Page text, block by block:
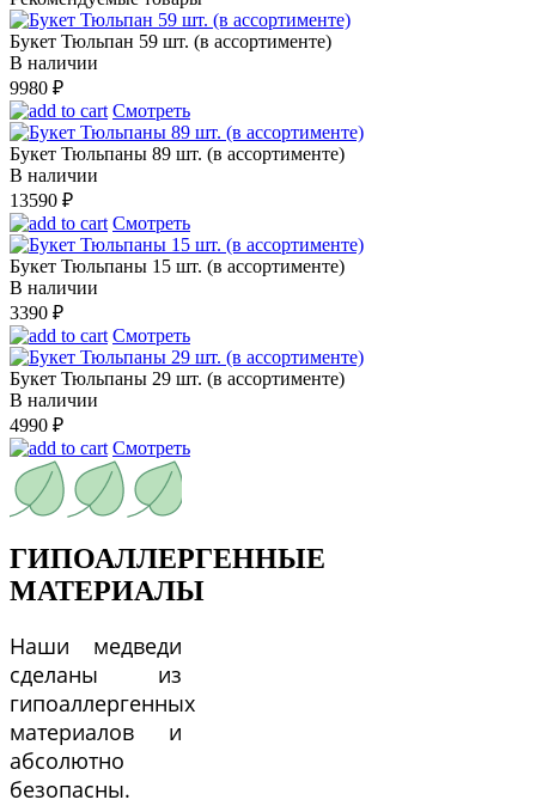
Букет Тюльпан 59 шт. (в ассортименте)
В наличии
9980 ₽
Смотреть
Букет Тюльпаны 89 шт. (в ассортименте)
В наличии
13590 ₽
Смотреть
Букет Тюльпаны 15 шт. (в ассортименте)
В наличии
3390 ₽
Смотреть
Букет Тюльпаны 29 шт. (в ассортименте)
В наличии
4990 ₽
Смотреть
ГИПОАЛЛЕРГЕННЫЕ
МАТЕРИАЛЫ
Наши медведи
сделаны из
гипоаллергенных
материалов и
абсолютно
безопасны.